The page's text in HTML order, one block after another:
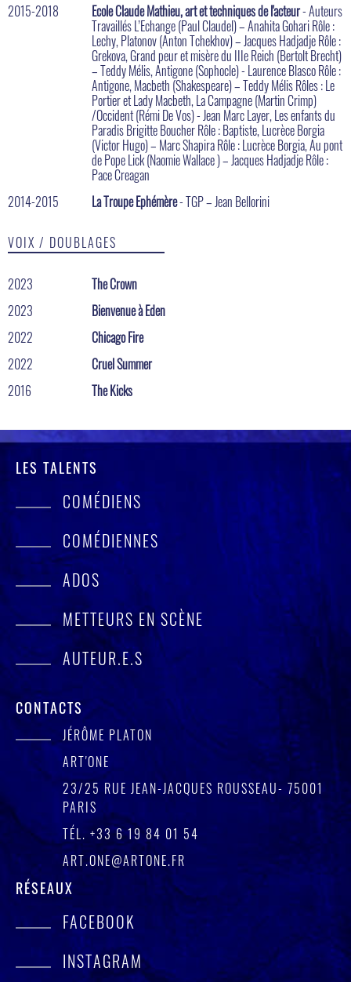
2015-2018
Ecole Claude Mathieu, art et techniques de l'acteur- Auteurs
Travaillés L’Echange (Paul Claudel) – Anahita Gohari Rôle :
Lechy, Platonov (Anton Tchekhov) – Jacques Hadjadje Rôle :
Grekova, Grand peur et misère du IIIe Reich (Bertolt Brecht)
– Teddy Mélis, Antigone (Sophocle) - Laurence Blasco Rôle :
Antigone, Macbeth (Shakespeare) – Teddy Mélis Rôles : Le
Portier et Lady Macbeth, La Campagne (Martin Crimp)
/Occident (Rémi De Vos) - Jean Marc Layer, Les enfants du
Paradis Brigitte Boucher Rôle : Baptiste, Lucrèce Borgia
(Victor Hugo) – Marc Shapira Rôle : Lucrèce Borgia, Au pont
de Pope Lick (Naomie Wallace ) – Jacques Hadjadje Rôle :
Pace Creagan
2014-2015
La Troupe Ephémère- TGP – Jean Bellorini
VOIX / DOUBLAGES
2023
The Crown
2023
Bienvenue à Eden
2022
Chicago Fire
2022
Cruel Summer
2016
The Kicks
LES TALENTS
COMÉDIENS
COMÉDIENNES
ADOS
METTEURS EN SCÈNE
AUTEUR.E.S
CONTACTS
JÉRÔME PLATON
ART'ONE
23/25 RUE JEAN-JACQUES ROUSSEAU- 75001
PARIS
TÉL. +33 6 19 84 01 54
ART.ONE@ARTONE.FR
RÉSEAUX
FACEBOOK
INSTAGRAM